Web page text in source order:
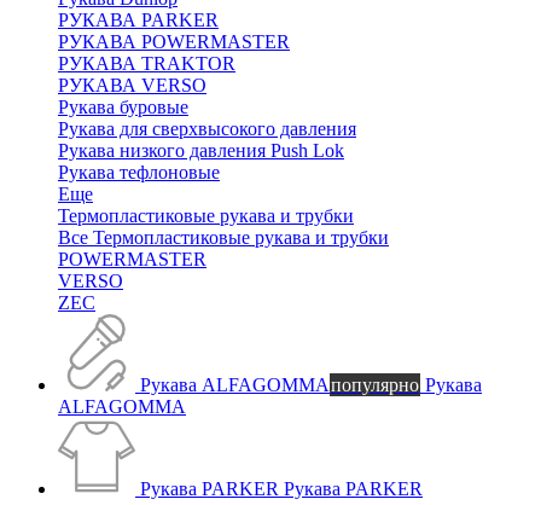
РУКАВА PARKER
РУКАВА POWERMASTER
РУКАВА TRAKTOR
РУКАВА VERSO
Рукава буровые
Рукава для сверхвысокого давления
Рукава низкого давления Push Lok
Рукава тефлоновые
Еще
Термопластиковые рукава и трубки
Все Термопластиковые рукава и трубки
POWERMASTER
VERSO
ZEC
Рукава ALFAGOMMAпопулярно Рукава
ALFAGOMMA
Рукава PARKER Рукава PARKER